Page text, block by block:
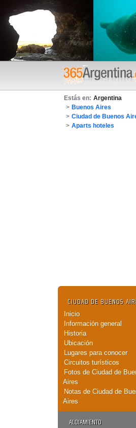
Estás en: Argentina
> Buenos Aires
> Ciudad de Buenos
> Aparts hoteles
CIUDAD DE BUENOS
Inicio
Información general
Historia
Ubicación
Lugares para conocer
Circuitos turísticos
Fotos de Ciudad de
Aires
Notas de Ciudad de
Aires
ALOJAMIENTO